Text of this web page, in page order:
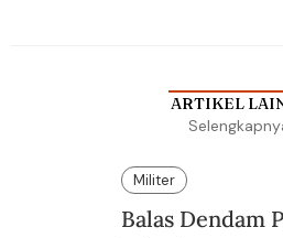
ARTIKEL
Militer
Balas Dendam